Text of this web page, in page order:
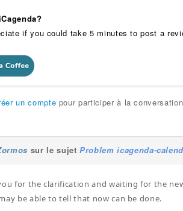
if you could take 5 minutes to post a
un compte pour participer à la
sur le sujetProblem icagenda-
for the clarification and waiting for the
be able to tell that now can be done.